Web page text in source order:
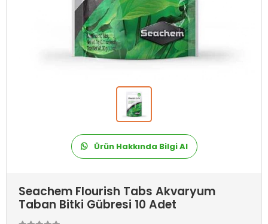
Ürün Hakkında Bilgi Al
Seachem Flourish Tabs Akvaryum
Taban Bitki Gübresi 10 Adet